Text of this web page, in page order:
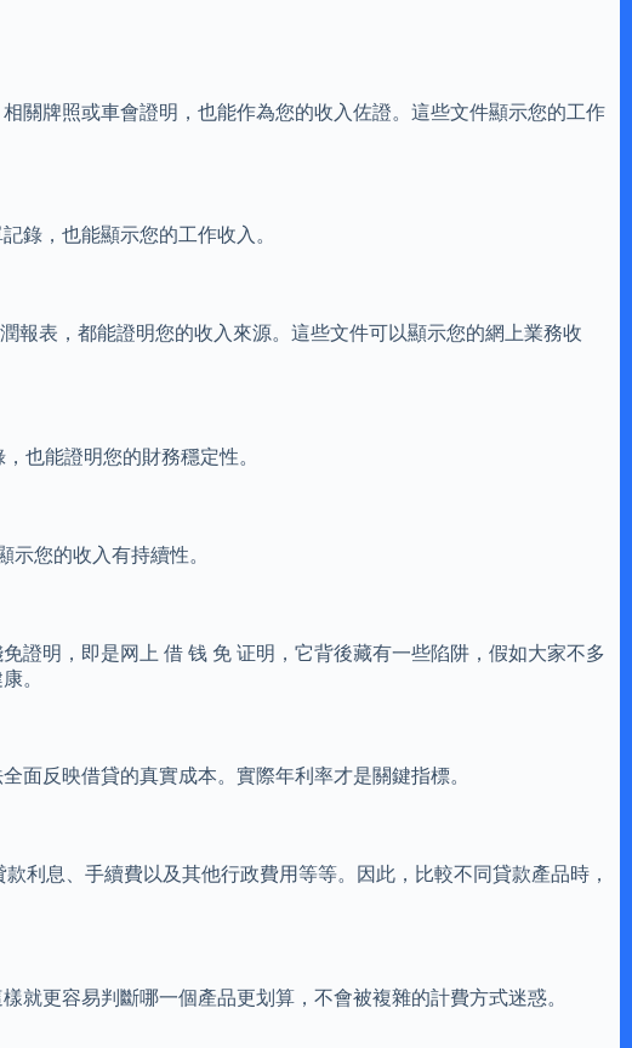
關牌照或車會證明，也能作為您的收入佐證。這些文件顯示您的工作
錄，也能顯示您的工作收入。
報表，都能證明您的收入來源。這些文件可以顯示您的網上業務收
也能證明您的財務穩定性。
您的收入有持續性。
證明，即是网上 借 钱 免 证明，它背後藏有一些陷阱，假如大家不多
。
面反映借貸的真實成本。實際年利率才是關鍵指標。
利息、手續費以及其他行政費用等等。因此，比較不同貸款產品時，
就更容易判斷哪一個產品更划算，不會被複雜的計費方式迷惑。